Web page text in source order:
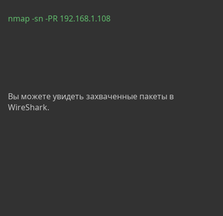
nmap -sn -PR 192.168.1.108
Вы можете увидеть захваченные пакеты в
WireShark.